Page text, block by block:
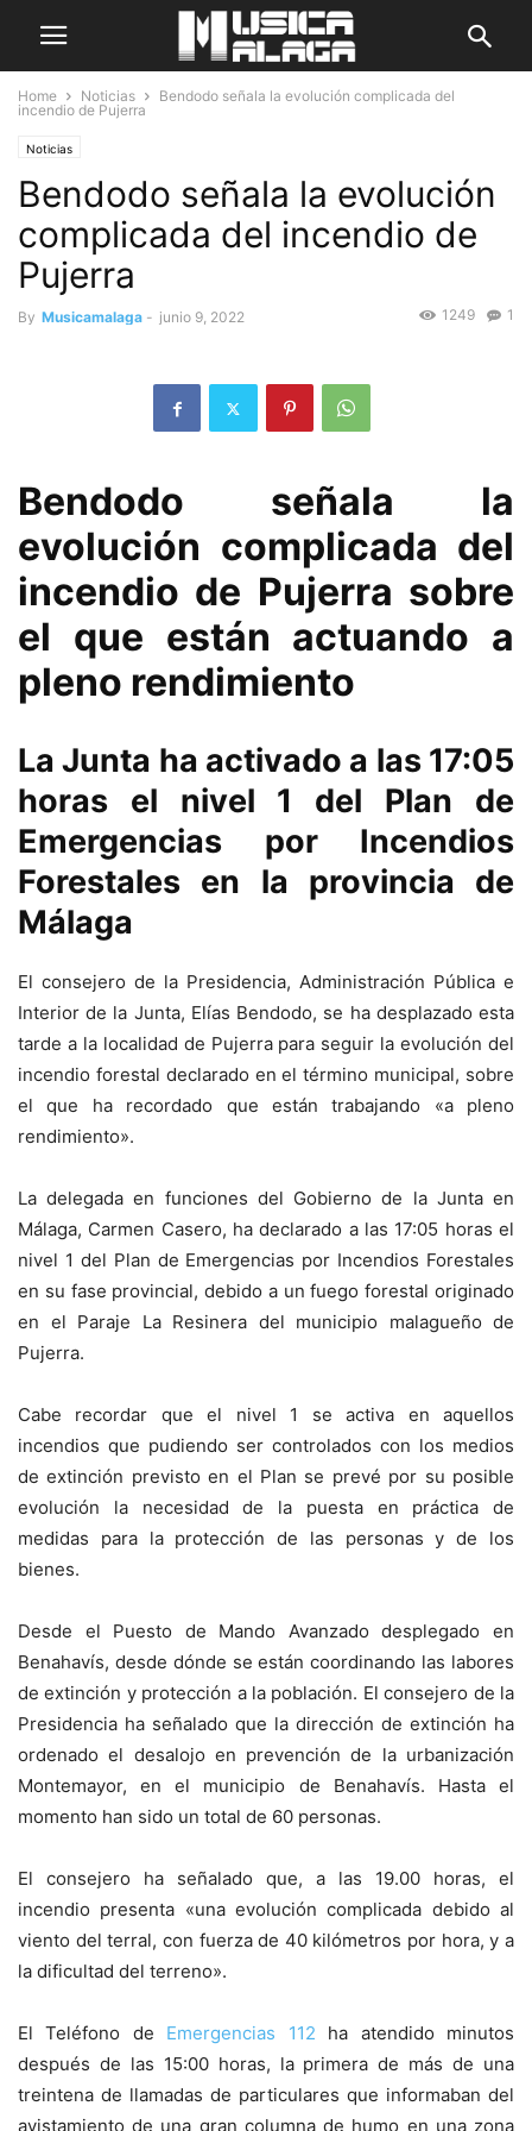
Home Noticias
Bendodo señala la evolución complicada del
incendio de Pujerra
Noticias
Bendodo señala la evolución
complicada del incendio de
Pujerra
By Musicamalaga - junio 9, 2022 1
1249
Bendodo señala la
evolución complicada del
incendio de Pujerra sobre
el que están actuando a
pleno rendimiento
La Junta ha activado a las 17:05
horas el nivel 1 del Plan de
Emergencias por Incendios
Forestales en la provincia de
Málaga
El consejero de la Presidencia, Administración Pública e
Interior de la Junta, Elías Bendodo, se ha desplazado esta
tarde a la localidad de Pujerra para seguir la evolución del
incendio forestal declarado en el término municipal, sobre
el que ha recordado que están trabajando «a pleno
rendimiento».
La delegada en funciones del Gobierno de la Junta en
Málaga, Carmen Casero, ha declarado a las 17:05 horas el
nivel 1 del Plan de Emergencias por Incendios Forestales
en su fase provincial, debido a un fuego forestal originado
en el Paraje La Resinera del municipio malagueño de
Pujerra.
Cabe recordar que el nivel 1 se activa en aquellos
incendios que pudiendo ser controlados con los medios
de extinción previsto en el Plan se prevé por su posible
evolución la necesidad de la puesta en práctica de
medidas para la protección de las personas y de los
bienes.
Desde el Puesto de Mando Avanzado desplegado en
Benahavís, desde dónde se están coordinando las labores
de extinción y protección a la población. El consejero de la
Presidencia ha señalado que la dirección de extinción ha
ordenado el desalojo en prevención de la urbanización
Montemayor, en el municipio de Benahavís. Hasta el
momento han sido un total de 60 personas.
El consejero ha señalado que, a las 19.00 horas, el
incendio presenta «una evolución complicada debido al
viento del terral, con fuerza de 40 kilómetros por hora, y a
la dificultad del terreno».
El Teléfono de Emergencias 112 ha atendido minutos
después de las 15:00 horas, la primera de más de una
treintena de llamadas de particulares que informaban del
avistamiento de una gran columna de humo en una zona